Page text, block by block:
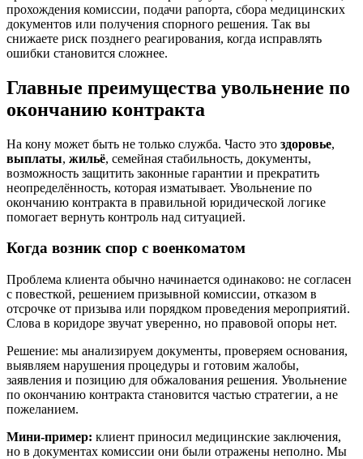
прохождения комиссии, подачи рапорта, сбора медицинских
документов или получения спорного решения. Так вы
снижаете риск позднего реагирования, когда исправлять
ошибки становится сложнее.
Главные преимущества увольнение по
окончанию контракта
На кону может быть не только служба. Часто это здоровье,
выплаты, жильё, семейная стабильность, документы,
возможность защитить законные гарантии и прекратить
неопределённость, которая изматывает. Увольнение по
окончанию контракта в правильной юридической логике
помогает вернуть контроль над ситуацией.
Когда возник спор с военкоматом
Проблема клиента обычно начинается одинаково: не согласен
с повесткой, решением призывной комиссии, отказом в
отсрочке от призыва или порядком проведения мероприятий.
Слова в коридоре звучат уверенно, но правовой опоры нет.
Решение: мы анализируем документы, проверяем основания,
выявляем нарушения процедуры и готовим жалобы,
заявления и позицию для обжалования решения. Увольнение
по окончанию контракта становится частью стратегии, а не
пожеланием.
Мини-пример: клиент приносил медицинские заключения,
но в документах комиссии они были отражены неполно. Мы